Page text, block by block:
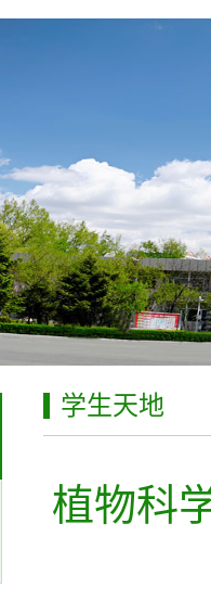
学生天地
植物科